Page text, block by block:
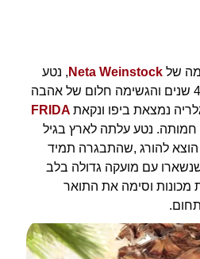
של Neta Weinstock , נטע
פתחה את הגלריה לפני כ-4 שנים והגשימה חלום של אהבה
נמצאת ביפו ונקאת FRIDA
נטע עלתה לארץ בגיל
הוצא להורג ,שהתבגרה תמיד
עם מועקה גדולה בלב
מכונות וסימה את התואר